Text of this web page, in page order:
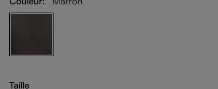
Taille